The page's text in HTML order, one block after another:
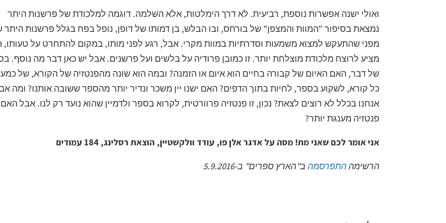
ואולי ישנה אפשרות נוספת, רביעית. לא דרך הימלטות, אלא השלמה. דוגמה למלכודת של פרשנות היתר
נמצאת בסיפור "המוות והמצפן" של בורחס, ובו הבלש, בן דמותו של דופן, נופל בפח בגלל פרשנות היתר
מפני שהתעקש למצוא משמעות וסדרתיות במוות מקרי. אבל, רגע לפני מותו, במקום להתחרט על טעותו,
מציע לרוצח מלכודת מוצלחת יותר. זו כמובן פרודיה על בלשים ועל פרשנים. אבל יש כאן דבר מה נוסף.
של דבר, האם האיום של קבורה בחיים הוא איום או הזמנה? ובמה הוא שונה מהפנטזיה של הקורא, של
כל קורא, לשקוע בספר, לחיות בתוך הדפים? האם ישנו יין משכר ונדיר יותר מהספר ששובה אותנו? ומה
אנחנו בכלל לא רוצים לצאת? נכון, זו פנטזיה פרוורטית, לקרוא בספר ולדמיין שהוא נועד רק לנו. אבל
פנטזיה מענגת יותר?
אני אומר לכם שאני מת! מסה על אדגר אלן פו, עודד וולקשטיין, הוצאת רסלינג, 184 עמודים
הרשימההתפרסמה ב"הארץ ספרים" ב-5.9.2016